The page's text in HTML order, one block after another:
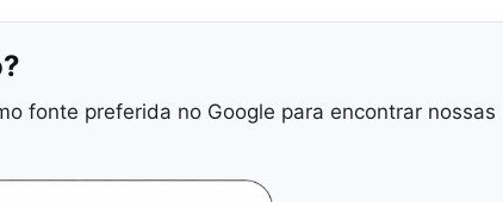
fonte preferida no Google para encontrar nossas